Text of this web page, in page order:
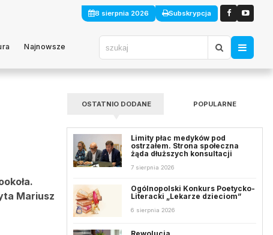
8 sierpnia 2026 Subskrypcja
Najnowsze
Mariusz
OSTATNIO DODANE POPULARNE
Limity płac medyków pod
ostrzałem. Strona społeczna
żąda dłuższych konsultacji
7 sierpnia 2026
Ogólnopolski Konkurs Poetycko-
Literacki „Lekarze dzieciom”
6 sierpnia 2026